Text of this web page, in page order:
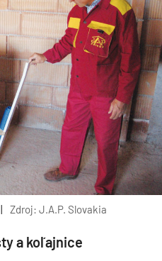
| Zdroj: J.A.P. Slovakia
a koľajnice